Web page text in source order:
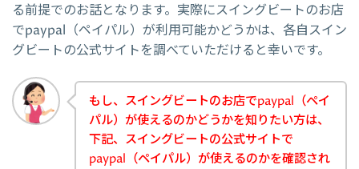
る前提でのお話となります。実際にスイングビートのお店
でpaypal（ペイパル）が利用可能かどうかは、各自スイン
グビートの公式サイトを調べていただけると幸いです。
もし、スイングビートのお店でpaypal（ペイ
パル）が使えるのかどうかを知りたい方は、
下記、スイングビートの公式サイトで
paypal（ペイパル）が使えるのかを確認され